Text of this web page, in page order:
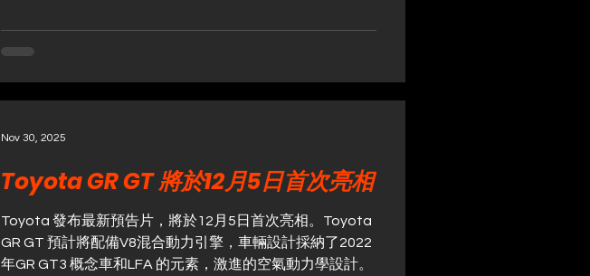
後翼、後下擾流、門後視鏡等多項碳纖維部件，使運動風
格更強烈。到了「東京改裝車展 2024」，又展示了採用進
當時就透露這些套件將會商品化，其中 Group.A 已於 2024
「Extreme “R”」為概念，目標是在賽道上提升行駛性能而
良，讓整套零件達成約 38 公斤的輕量化，並讓下壓力達到
BLACK Package，搭配「全無限仕様」新車價格直接突破
1600萬日圓！
Toyota GR GT 將於12月5日首次亮相
Toyota 發布最新預告片，將於12月5日首次亮相。Toyota
GR GT 預計將配備V8混合動力引擎，車輛設計採納了2022
年GR GT3 概念車和LFA 的元素，激進的空氣動力學設計。
Nov 30, 2025